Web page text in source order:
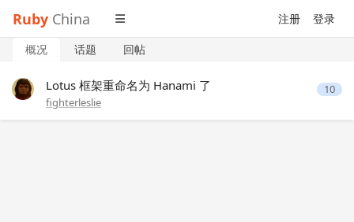
Ruby China 注册 登录
概况 话题 回帖
Lotus 框架重命名为 Hanami 了
fighterleslie
10